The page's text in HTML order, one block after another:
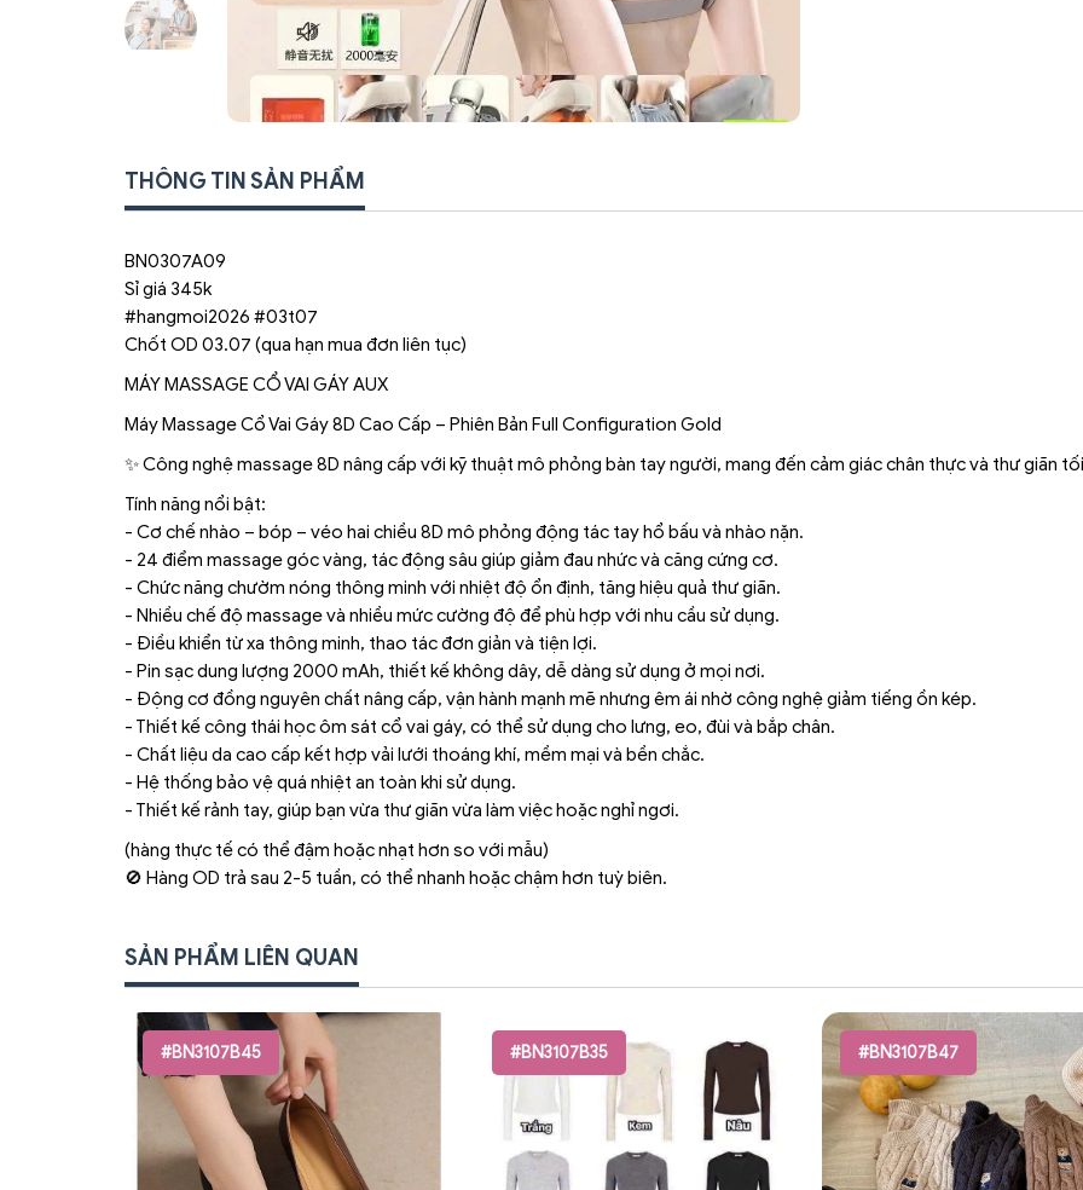
THÔNG TIN SẢN PHẨM
BN0307A09
Sỉ giá 345k
#hangmoi2026 #03t07
Chốt OD 03.07 (qua hạn mua đơn liên tục)
MÁY MASSAGE CỔ VAI GÁY AUX
Máy Massage Cổ Vai Gáy 8D Cao Cấp – Phiên Bản Full Configuration Gold
✨ Công nghệ massage 8D nâng cấp với kỹ thuật mô phỏng bàn tay người, mang đến cảm giác chân thực và thư giãn
Tính năng nổi bật:
- Cơ chế nhào – bóp – véo hai chiều 8D mô phỏng động tác tay hổ bấu và nhào nặn.
- 24 điểm massage góc vàng, tác động sâu giúp giảm đau nhức và căng cứng cơ.
- Chức năng chườm nóng thông minh với nhiệt độ ổn định, tăng hiệu quả thư giãn.
- Nhiều chế độ massage và nhiều mức cường độ để phù hợp với nhu cầu sử dụng.
- Điều khiển từ xa thông minh, thao tác đơn giản và tiện lợi.
- Pin sạc dung lượng 2000 mAh, thiết kế không dây, dễ dàng sử dụng ở mọi nơi.
- Động cơ đồng nguyên chất nâng cấp, vận hành mạnh mẽ nhưng êm ái nhờ công nghệ giảm tiếng ồn kép.
- Thiết kế công thái học ôm sát cổ vai gáy, có thể sử dụng cho lưng, eo, đùi và bắp chân.
- Chất liệu da cao cấp kết hợp vải lưới thoáng khí, mềm mại và bền chắc.
- Hệ thống bảo vệ quá nhiệt an toàn khi sử dụng.
- Thiết kế rảnh tay, giúp bạn vừa thư giãn vừa làm việc hoặc nghỉ ngơi.
(hàng thực tế có thể đậm hoặc nhạt hơn so với mẫu)
🚫 Hàng OD trả sau 2-5 tuần, có thể nhanh hoặc chậm hơn tuỳ biên.
SẢN PHẨM LIÊN QUAN
#BN3107B45 #BN3107B35 #BN3107B47